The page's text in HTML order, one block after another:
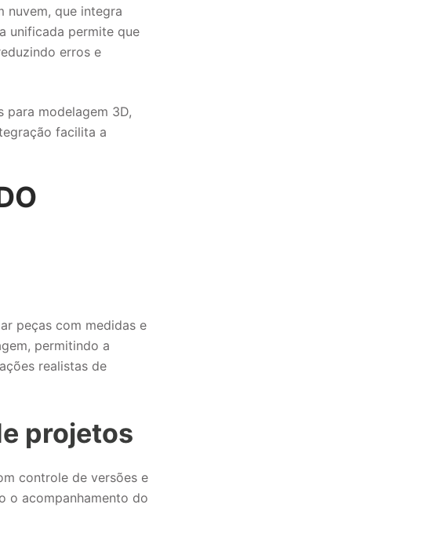
nuvem, que integra
unificada permite que
erros e
para modelagem 3D,
facilita a
peças com medidas e
permitindo a
realistas de
projetos
controle de versões e
o acompanhamento do